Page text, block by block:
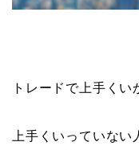
トレードで上手くい
上手くいっていな